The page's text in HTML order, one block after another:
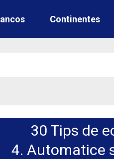
Continentes
30 Tips de
4. Automatice